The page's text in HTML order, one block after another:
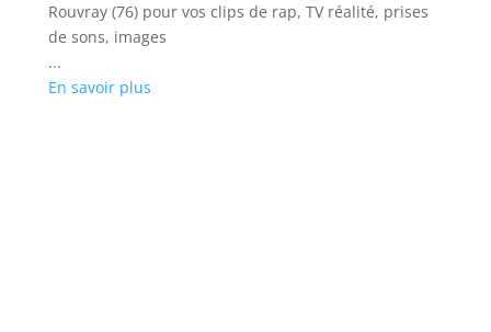
Rouvray (76) pour vos clips de rap, TV réalité, prises
de sons, images
...
En savoir plus